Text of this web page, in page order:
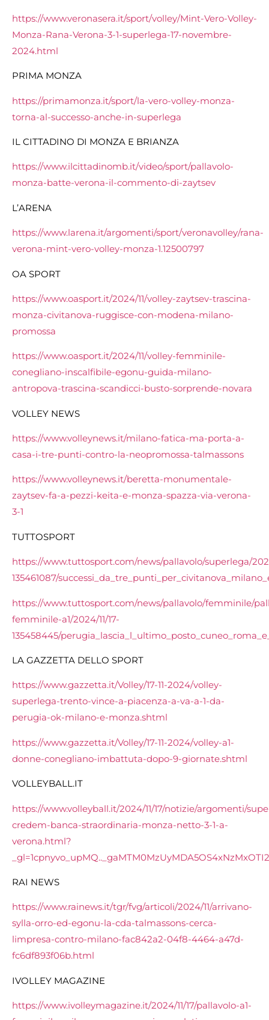
https://www.veronasera.it/sport/volley/Mint-Vero-Volley-
Monza-Rana-Verona-3-1-superlega-17-novembre-
2024.html
PRIMA MONZA
https://primamonza.it/sport/la-vero-volley-monza-
torna-al-successo-anche-in-superlega
IL CITTADINO DI MONZA E BRIANZA
https://www.ilcittadinomb.it/video/sport/pallavolo-
monza-batte-verona-il-commento-di-zaytsev
L’ARENA
https://www.larena.it/argomenti/sport/veronavolley/rana-
verona-mint-vero-volley-monza-1.12500797
OA SPORT
https://www.oasport.it/2024/11/volley-zaytsev-trascina-
monza-civitanova-ruggisce-con-modena-milano-
promossa
https://www.oasport.it/2024/11/volley-femminile-
conegliano-inscalfibile-egonu-guida-milano-
antropova-trascina-scandicci-busto-sorprende-novara
VOLLEY NEWS
https://www.volleynews.it/milano-fatica-ma-porta-a-
casa-i-tre-punti-contro-la-neopromossa-talmassons
https://www.volleynews.it/beretta-monumentale-
zaytsev-fa-a-pezzi-keita-e-monza-spazza-via-verona-
3-1
TUTTOSPORT
https://www.tuttosport.com/news/pallavolo/superlega/
135461087/
https://www.tuttosport.com/news/pallavolo/femminile/
femminile-a1/2024/11/17-
135458445/
LA GAZZETTA DELLO SPORT
https://www.gazzetta.it/Volley/17-11-2024/volley-
superlega-trento-vince-a-piacenza-a-va-a-1-da-
perugia-ok-milano-e-monza.shtml
https://www.gazzetta.it/Volley/17-11-2024/volley-a1-
donne-conegliano-imbattuta-dopo-9-giornate.shtml
VOLLEYBALL.IT
https://www.volleyball.it/2024/11/17/notizie/argomenti/
credem-banca-straordinaria-monza-netto-3-1-a-
verona.html?
RAI NEWS
https://www.rainews.it/tgr/fvg/articoli/2024/11/arrivano-
sylla-orro-ed-egonu-la-cda-talmassons-cerca-
limpresa-contro-milano-fac842a2-04f8-4464-a47d-
fc6df893f06b.html
IVOLLEY MAGAZINE
https://www.ivolleymagazine.it/2024/11/17/pallavolo-a1-